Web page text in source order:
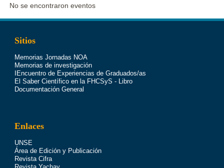
No se encontraron eventos
Sitios
Memorias Jornadas NOA
Memorias de investigación
IEncuentro de Experiencias de Graduados/as
El Saber Científico en la FHCSyS - Libro
Documentación General
Enlaces
UNSE
Área de Edición y Publicación
Revista Cifra